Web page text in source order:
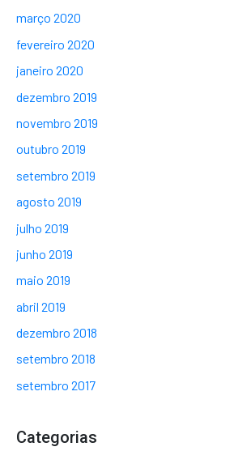
março 2020
fevereiro 2020
janeiro 2020
dezembro 2019
novembro 2019
outubro 2019
setembro 2019
agosto 2019
julho 2019
junho 2019
maio 2019
abril 2019
dezembro 2018
setembro 2018
setembro 2017
Categorias